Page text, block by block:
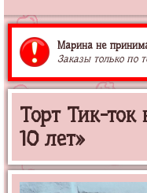
Марина не
Заказы только по
Торт Тик-ток
10 лет»